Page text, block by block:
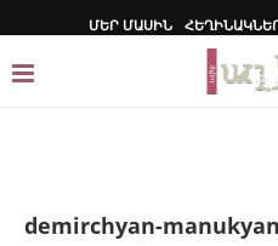
ՄԵՐ ՄԱՍԻՆ
demirchyan-